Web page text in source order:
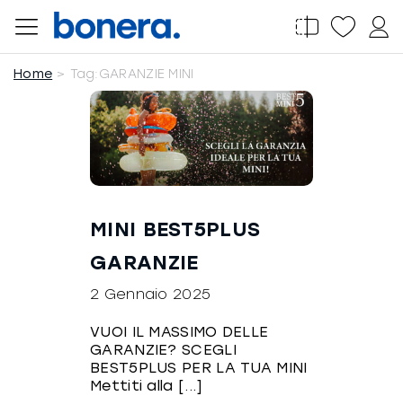
Salta
contenuto
Home Tag: GARANZIE MINI
MINI BEST5PLUS
GARANZIE
2 Gennaio 2025
VUOI IL MASSIMO DELLE
GARANZIE? SCEGLI
BEST5PLUS PER LA TUA MINI
Mettiti alla [...]